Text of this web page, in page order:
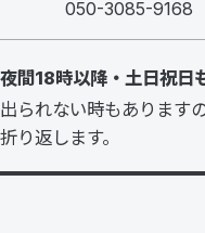
050-3085-9168
夜間18時以降・土日祝日
出られない時もあります
折り返します。